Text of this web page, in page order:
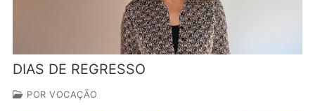
DIAS DE REGRESSO
POR VOCAÇÃO